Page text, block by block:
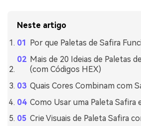
Neste artigo
Por que Paletas de Safira
Mais de 20 Ideias de Paletas
(com Códigos HEX)
Quais Cores Combinam com
Como Usar uma Paleta Safira
Crie Visuais de Paleta Safira